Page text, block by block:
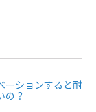
ーションすると耐
の？